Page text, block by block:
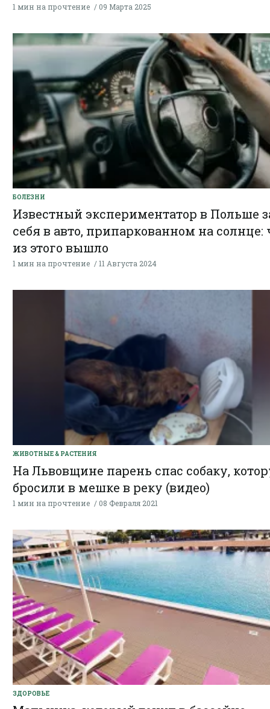
1 мин на прочтение 09 Марта 2025
БОЛЕЗНИ
Известный экспериментатор в Польше
себя в авто, припаркованном на солнце:
из этого вышло
1 мин на прочтение 11 Августа 2024
ЖИВОТНЫЕ & РАСТЕНИЯ
На Львовщине парень спас собаку,
бросили в мешке в реку (видео)
1 мин на прочтение 08 Февраля 2021
ЗДОРОВЬЕ